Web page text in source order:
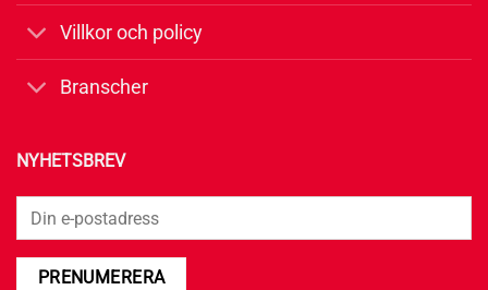
Villkor och policy
Branscher
NYHETSBREV